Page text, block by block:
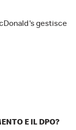
gestisce
E IL DPO?